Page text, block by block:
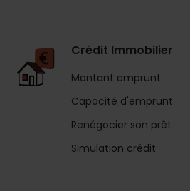
Crédit Immobilier
Montant emprunt
Capacité d'emprunt
Renégocier son prêt
Simulation crédit